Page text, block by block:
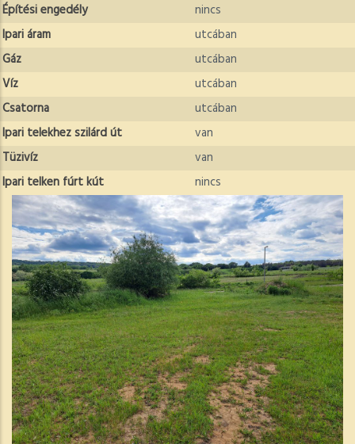
Építési engedély
nincs
Ipari áram
utcában
Gáz
utcában
Víz
utcában
Csatorna
utcában
Ipari telekhez szilárd út
van
Tüzivíz
van
Ipari telken fúrt kút
nincs